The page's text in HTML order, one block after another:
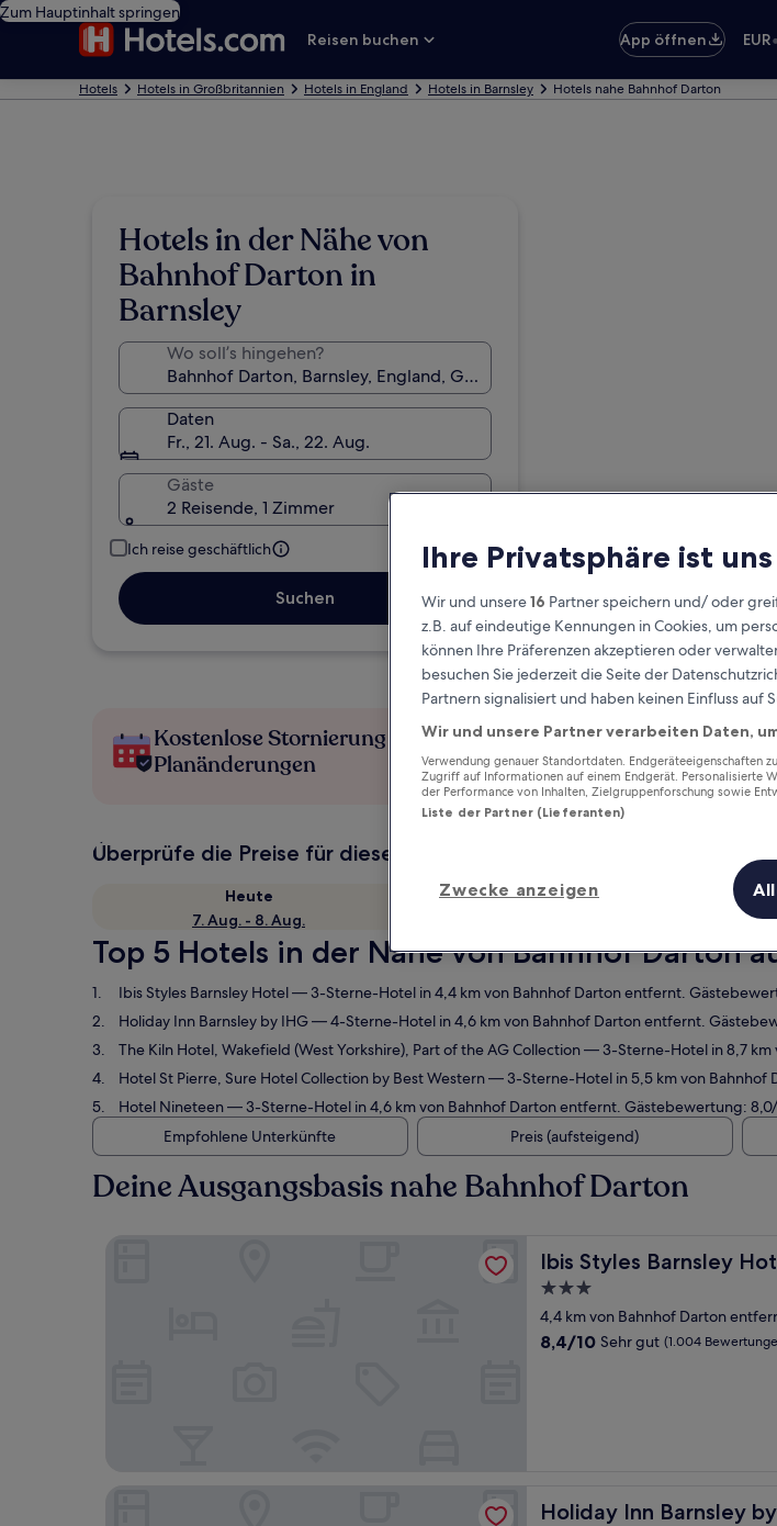
Zum Hauptinhalt springen
Reisen buchen
App öffnen EUR•
Hotels Hotels in Großbritannien Hotels in England Hotels in Barnsley Hotels nahe Bahnhof Darton
Hotels in der Nähe von
Bahnhof Darton in
Barnsley
Wo soll’s hingehen?
Daten
Fr., 21. Aug. - Sa., 22. Aug.
Gäste
2 Reisende, 1 Zimmer
Ich reise geschäftlich
Suchen
Kostenlose Stornierung bei
Planänderungen
Verdiene Prämien
wahrgenommene
Überprüfe die Preise für diese Daten
Heute
7. Aug. - 8. Aug.
Morgen
Top 5 Hotels in der Nähe von Bahnhof Darton
Ibis Styles Barnsley Hotel— 3-Sterne-Hotel in 4,4 km von Bahnhof Darton entfernt.
Holiday Inn Barnsley by IHG— 4-Sterne-Hotel in 4,6 km von Bahnhof Darton entfernt.
The Kiln Hotel, Wakefield (West Yorkshire), Part of the AG Collection— 3-Sterne-Hotel in 8,7 km
Hotel St Pierre, Sure Hotel Collection by Best Western— 3-Sterne-Hotel in 5,5 km von
Hotel Nineteen— 3-Sterne-Hotel in 4,6 km von Bahnhof Darton entfernt. Gästebewertung:
Empfohlene Unterkünfte
Preis (aufsteigend)
Deine Ausgangsbasis nahe Bahnhof Darton
Ibis Styles Barnsley
Ibis Styles Barnsley Hotel
3.0-
Sterne-
Unterkunft
4,4 km von Bahnhof Darton
8.4
8,4/10 Sehr gut (1.004
Holiday Inn Barnsley
Holiday Inn Barnsley by IHG
Ihre Privatsphäre ist
Wir und unsere16 Partner speichern und/ oder
z.B. auf eindeutige Kennungen in Cookies, um
können Ihre Präferenzen akzeptieren oder
besuchen Sie jederzeit die Seite der
Partnern signalisiert und haben keinen Einfluss auf
Wir und unsere Partner verarbeiten Daten,
Verwendung genauer Standortdaten. Endgeräteeigenschaften
Zugriff auf Informationen auf einem Endgerät. Personalisierte
der Performance von Inhalten, Zielgruppenforschung sowie
Liste der Partner (Lieferanten)
Zwecke anzeigen